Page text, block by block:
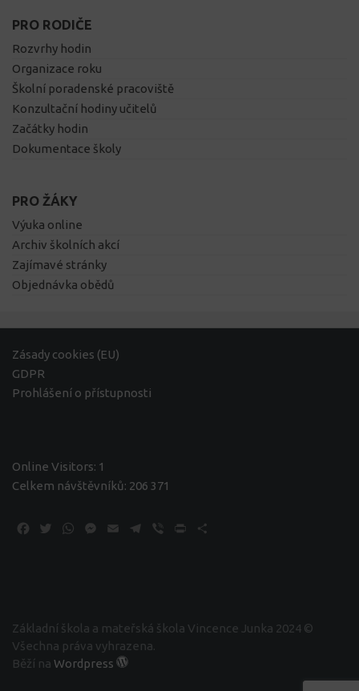
PRO RODIČE
Rozvrhy hodin
Organizace roku
Školní poradenské pracoviště
Konzultační hodiny učitelů
Začátky hodin
Dokumentace školy
PRO ŽÁKY
Výuka online
Archiv školních akcí
Zajímavé stránky
Objednávka obědů
Zásady cookies (EU)
GDPR
Prohlášení o přístupnosti
Online Visitors: 1
Celkem návštěvníků: 206 371
Facebook
TwitterWhatsApp
Messenger
Email Telegram
Viber Print
Základní škola a mateřská škola Vincence Junka 2024 ©
Všechna práva vyhrazena.
Běží na Wordpress